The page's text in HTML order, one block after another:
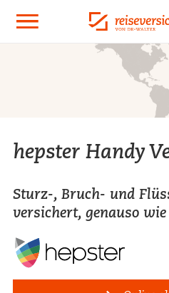
hepster Handy
Sturz-, Bruch- und
versichert, genauso